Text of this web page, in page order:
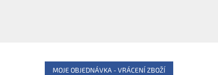
MOJE OBJEDNÁVKA - VRÁCENÍ ZBOŽÍ